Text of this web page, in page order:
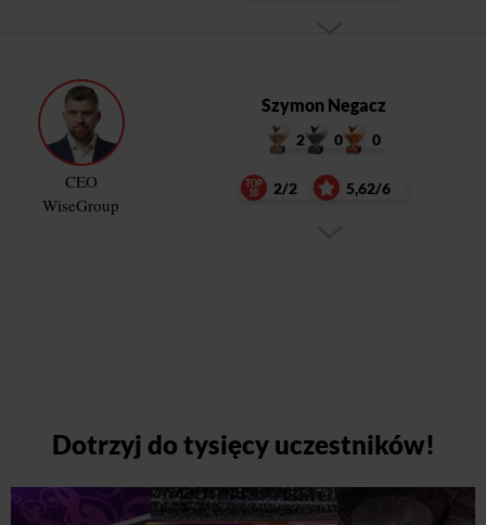
CEO
WiseGroup
Szymon Negacz
2 0 0
2/2 5,62/6
Dotrzyj do tysięcy uczestników!